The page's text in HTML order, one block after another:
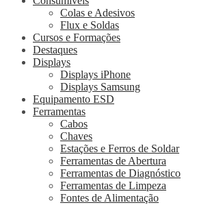
Colas e Adesivos
Flux e Soldas
Cursos e Formações
Destaques
Displays
Displays iPhone
Displays Samsung
Equipamento ESD
Ferramentas
Cabos
Chaves
Estações e Ferros de Soldar
Ferramentas de Abertura
Ferramentas de Diagnóstico
Ferramentas de Limpeza
Fontes de Alimentação